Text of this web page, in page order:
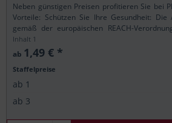
Neben günstigen Preisen profitieren Sie bei
Vorteile: Schützen Sie Ihre Gesundheit: Die
gemäß der europäischen REACH-
Printation-Produkte nur...
Inhalt 1
ab 1,49 € *
Staffelpreise
ab 1
ab 3